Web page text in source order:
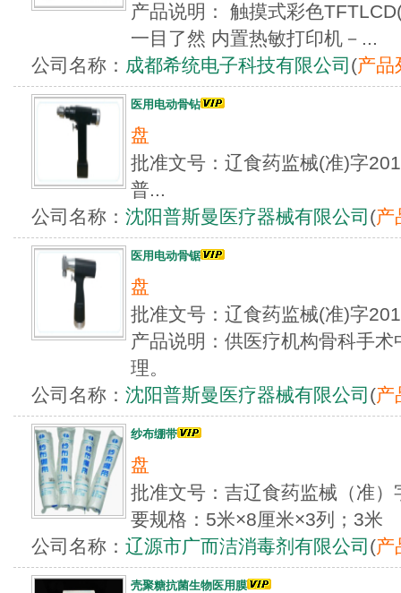
产品说明： 触摸式彩色
一目了然 内置热敏打印机－...
公司名称： 成都希统电子科技有限公司 (产品
医用电动骨钻
盘
批准文号：辽食药监械(准)字
普...
公司名称： 沈阳普斯曼医疗器械有限公司 (产
医用电动骨锯
盘
批准文号：辽食药监械(准)
产品说明：供医疗机构骨科手
理。
公司名称： 沈阳普斯曼医疗器械有限公司 (产
纱布绷带
盘
批准文号：吉辽食药监械（
要规格：5米×8厘米×3列；3米
公司名称： 辽源市广而洁消毒剂有限公司 (产
壳聚糖抗菌生物医用膜